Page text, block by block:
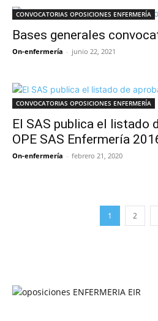
CONVOCATORIAS OPOSICIONES ENFERMERÍA
Bases generales
On-enfermería - junio 22, 2021
CONVOCATORIAS OPOSICIONES ENFERMERÍA
El SAS publica el listado
OPE SAS Enfermería
On-enfermería - febrero 21, 2020
1 2